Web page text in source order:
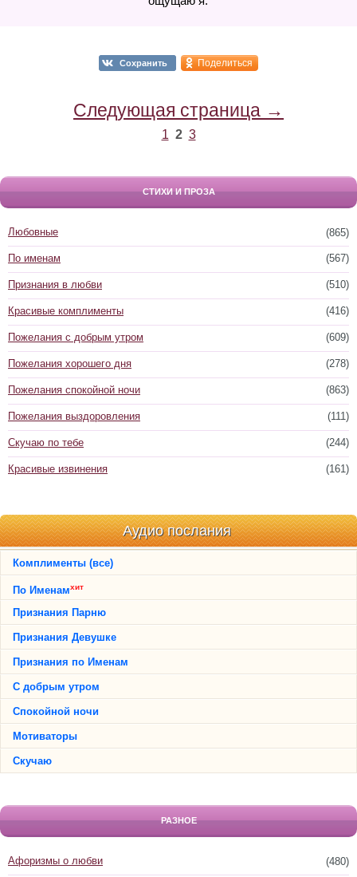
Сохранить Поделиться
Следующая страница →
1 2 3
СТИХИ И ПРОЗА
(865)
Любовные
(567)
По именам
(510)
Признания в любви
(416)
Красивые комплименты
(609)
Пожелания с добрым утром
(278)
Пожелания хорошего дня
(863)
Пожелания спокойной ночи
(111)
Пожелания выздоровления
(244)
Скучаю по тебе
(161)
Красивые извинения
Аудио послания
Комплименты (все)
По Именамхит
Признания Парню
Признания Девушке
Признания по Именам
С добрым утром
Спокойной ночи
Мотиваторы
Скучаю
РАЗНОЕ
(480)
Афоризмы о любви